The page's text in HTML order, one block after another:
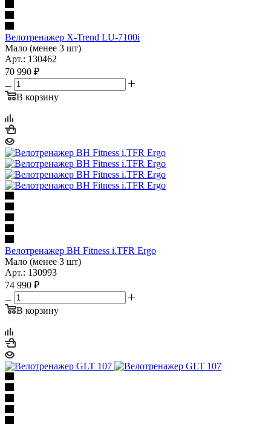
Велотренажер X-Trend LU-7100i
Мало (менее 3 шт)
Арт.: 130462
70 990 ₽
В корзину
Велотренажер BH Fitness i.TFR Ergo
Мало (менее 3 шт)
Арт.: 130993
74 990 ₽
В корзину